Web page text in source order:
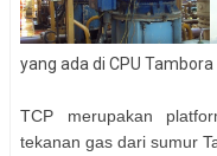
yang ada di CPU Tambora
TCP merupakan
tekanan gas dari sumur